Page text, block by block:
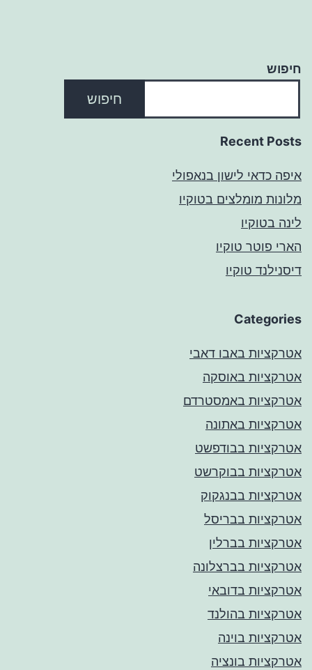
חיפוש
חיפוש
Recent Posts
איפה כדאי לישון בנאפולי
מלונות מומלצים בטוקיו
לינה בטוקיו
הארי פוטר טוקיו
דיסנילנד טוקיו
Categories
אטרקציות באבו דאבי
אטרקציות באוסקה
אטרקציות באמסטרדם
אטרקציות באתונה
אטרקציות בבודפשט
אטרקציות בבוקרשט
אטרקציות בבנגקוק
אטרקציות בבריסל
אטרקציות בברלין
אטרקציות בברצלונה
אטרקציות בדובאי
אטרקציות בהולנד
אטרקציות בוינה
אטרקציות בונציה